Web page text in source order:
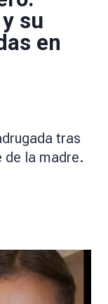
su
en
tras
de la madre.